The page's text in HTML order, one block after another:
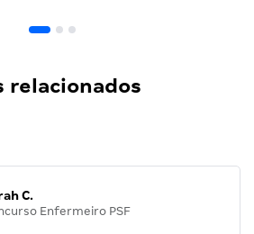
relacionados
C.
Enfermeiro PSF